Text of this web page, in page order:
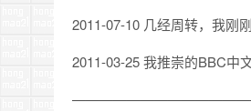
2011-07-10 几经周转，我刚
2011-03-25 我推崇的BBC中